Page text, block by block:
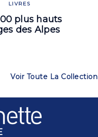
LIVRES
plus hauts
des Alpes
Voir Toute La Collection